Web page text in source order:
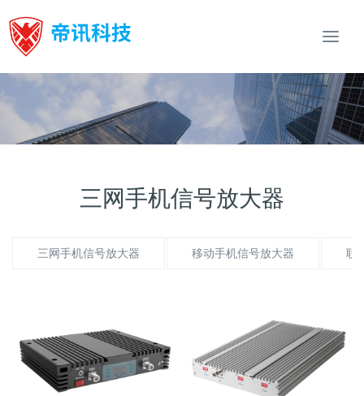
三网手机信号放大器
三网手机信号放大器 移动手机信号放大器 联